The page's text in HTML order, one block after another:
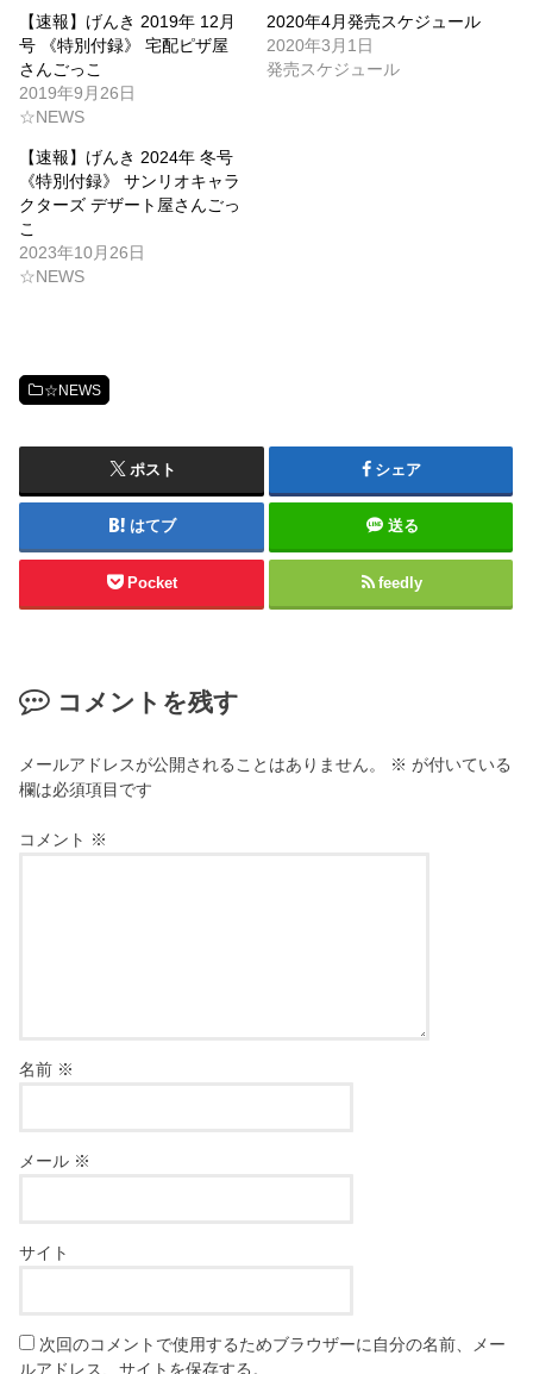
【速報】げんき 2019年 12月
号 《特別付録》 宅配ピザ屋
さんごっこ
2019年9月26日
☆NEWS
2020年4月発売スケジュール
2020年3月1日
発売スケジュール
【速報】げんき 2024年 冬号
《特別付録》 サンリオキャラ
クターズ デザート屋さんごっ
こ
2023年10月26日
☆NEWS
☆NEWS
ポスト シェア
はてブ 送る
Pocket feedly
コメントを残す
メールアドレスが公開されることはありません。 ※ が付いている
欄は必須項目です
コメント ※
名前 ※
メール ※
サイト
次回のコメントで使用するためブラウザーに自分の名前、メー
ルアドレス、サイトを保存する。